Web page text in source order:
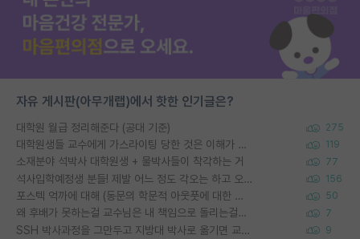
자유 게시판(아무개랩)에서 핫한 인기글은?
대학원 월급 정리해준다 (공대 기준) 275
대학원생들 교수에게 가스라이팅 당한 것은 이해가 갑니다. 안타깝네요. 119
소재분야 석박사 대학원생 + 물박사들이 착각하는 거 77
석사입학예정생 분들! 제발 어느 정도 각오는 하고 오세요. 156
포스텍 억까에 대해 (동문의 학문적 아웃풋에 대한 반박) 50
왜 후배가 못하는걸 교수님은 내 책임으로 돌리는걸까요? 7
SSH 박사과정을 그만두고 지방대 박사로 옮기면 교수의 꿈은 끝일까요? 9